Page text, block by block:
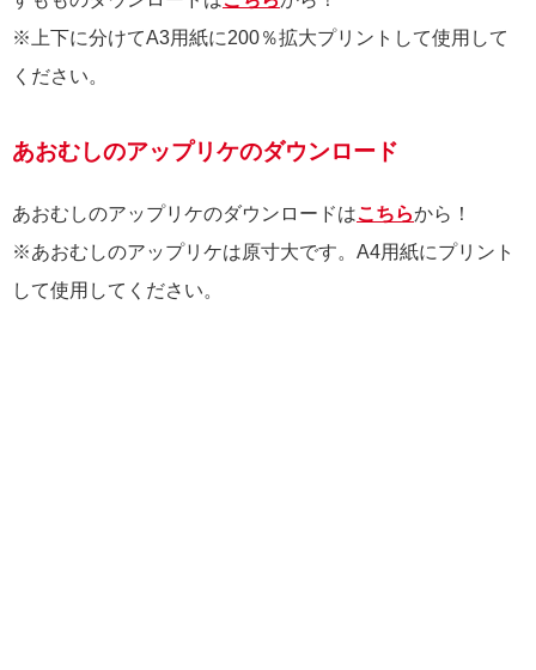
※上下に分けてA3用紙に200％拡大プリントして使用して
ください。
あおむしのアップリケのダウンロード
あおむしのアップリケのダウンロードはこちらから！
※あおむしのアップリケは原寸大です。A4用紙にプリント
して使用してください。